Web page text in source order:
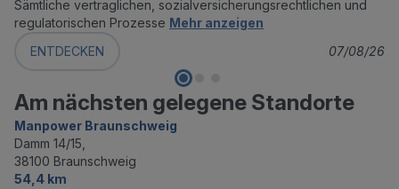
Sämtliche vertraglichen, sozialversicherungsrechtlichen und
regulatorischen Prozesse Mehr anzeigen
ENTDECKEN
07/08/26
Am nächsten gelegene Standorte
Manpower Braunschweig
Damm 14/15,
38100 Braunschweig
54,4 km